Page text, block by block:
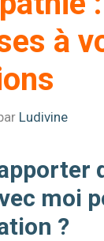
à
Ludivine
moi
?